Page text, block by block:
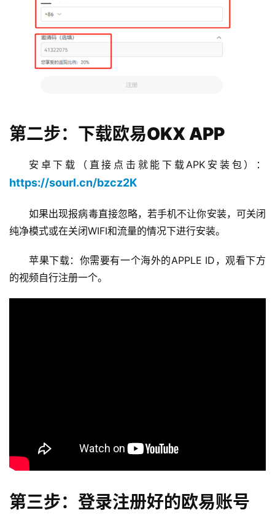
第二步：下载欧易OKX APP
安卓下载（直接点击就能下载APK安装包）：
https://sourl.cn/bzcz2K
如果出现报病毒直接忽略，若手机不让你安装，可关闭
纯净模式或在关闭WIFI和流量的情况下进行安装。
苹果下载：你需要有一个海外的APPLE ID，观看下方
的视频自行注册一个。
第三步：登录注册好的欧易账号